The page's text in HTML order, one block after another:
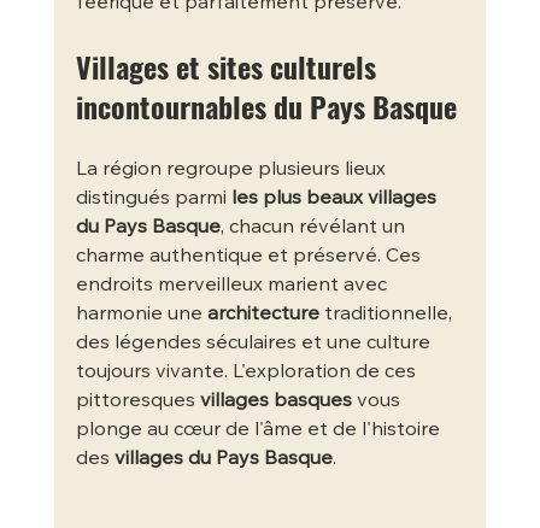
Villages et sites culturels
incontournables du Pays Basque
La région regroupe plusieurs lieux
distingués parmi
les plus beaux villages
du Pays Basque, chacun révélant un
charme authentique et préservé. Ces
endroits merveilleux marient avec
harmonie une architecture traditionnelle,
des légendes séculaires et une culture
toujours vivante. L'exploration de ces
pittoresques villages basques vous
plonge au cœur de l'âme et de l'histoire
des villages du Pays Basque.